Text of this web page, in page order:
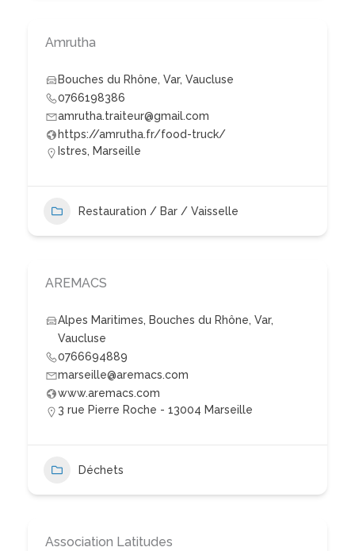
Amrutha
Bouches du Rhône, Var, Vaucluse
0766198386
amrutha.traiteur@gmail.com
https://amrutha.fr/food-truck/
Istres, Marseille
Restauration / Bar / Vaisselle
AREMACS
Alpes Maritimes, Bouches du Rhône, Var,
Vaucluse
0766694889
marseille@aremacs.com
www.aremacs.com
3 rue Pierre Roche - 13004 Marseille
Déchets
Association Latitudes